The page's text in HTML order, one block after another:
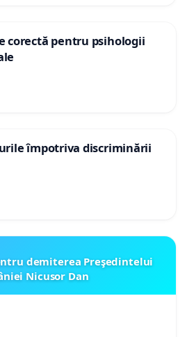
corectă pentru psihologii
împotriva discriminării
demiterea Preşedintelui
Nicusor Dan